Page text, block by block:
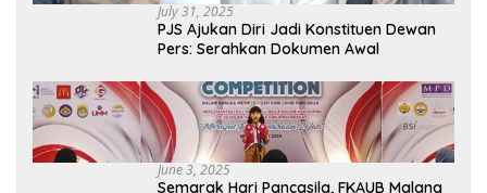
July 31, 2025
PJS Ajukan Diri Jadi Konstituen Dewan
Pers: Serahkan Dokumen Awal
June 3, 2025
Semarak Hari Pancasila, FKAUB Malang